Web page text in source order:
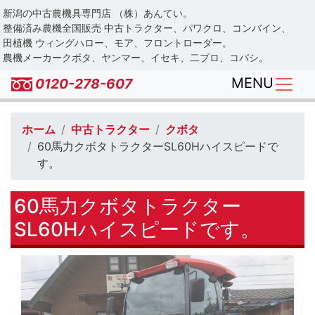
Skip
to
main
content
新潟の中古農機具専門店 （株）あんてい。
整備済み農機全国販売 中古トラクター、パワクロ、コンバイン、
田植機 ウィングハロー、モア、フロントローダー。
農機メーカークボタ、ヤンマー、イセキ、二プロ、コバシ。
0120-278-607 MENU
ホーム 中古トラクター
クボタ
60馬力クボタトラクターSL60Hハイスピードで
す。
60馬力クボタトラクター
SL60Hハイスピードです。